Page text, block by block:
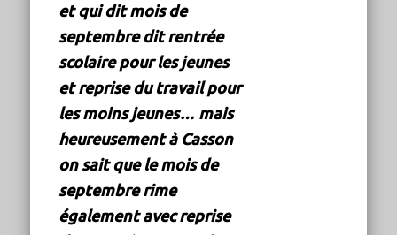
et qui dit mois de
septembre dit rentrée
scolaire pour les jeunes
et reprise du travail pour
les moins jeunes… mais
heureusement à Casson
on sait que le mois de
septembre rime
également avec reprise